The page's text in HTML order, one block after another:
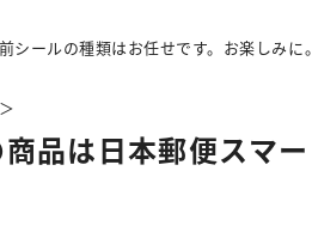
シールの種類はお任せです。お楽しみに。
品は日本郵便スマ